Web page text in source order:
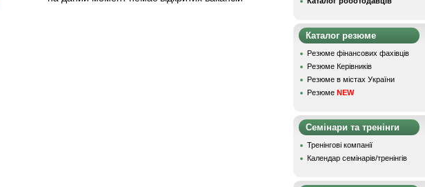
Каталог резюме
Резюме фінансових фахівців
Резюме Керівників
Резюме в містах України
Резюме NEW
Семінари та тренінги
Тренінгові компанії
Календар семінарів/тренінгів